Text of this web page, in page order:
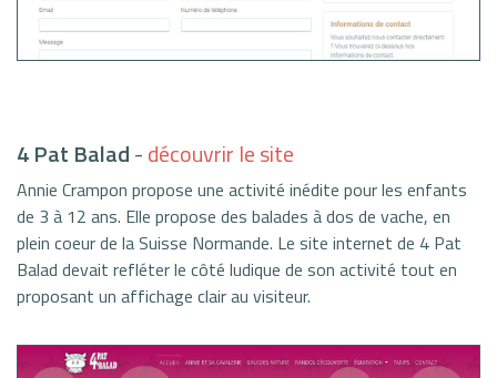
4 Pat Balad-découvrir le site
Annie Crampon propose une activité inédite pour les enfants
de 3 à 12 ans. Elle propose des balades à dos de vache, en
plein coeur de la Suisse Normande. Le site internet de 4 Pat
Balad devait refléter le côté ludique de son activité tout en
proposant un affichage clair au visiteur.